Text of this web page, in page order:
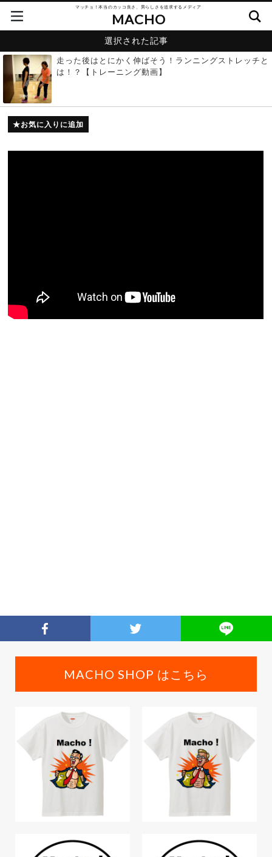
マッチョ！本当のカッコ良さ、男らしさを追求するメディア
MACHO
選択された記事
走った後はとにかく伸ばそう！ランニングストレッチと
は！？【トレーニング動画】
お気に入りに追加
MACHO SHOP はこちら